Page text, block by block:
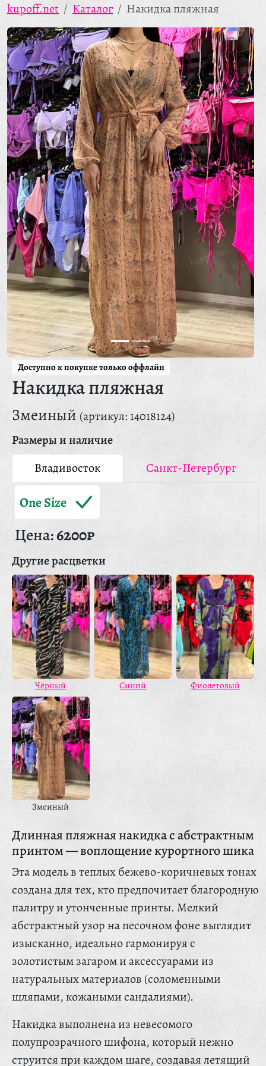
kupoff.net Каталог Накидка пляжная
Доступно к покупке только оффлайн
Накидка пляжная
Змеиный (артикул: 14018124)
Размеры и наличие
Владивосток
Санкт-Петербург
One Size
Цена:6200₽
Другие расцветки
Чёрный Синий Фиолетовый
Змеиный
Длинная пляжная накидка с абстрактным
принтом — воплощение курортного шика
Эта модель в теплых бежево-коричневых тонах
создана для тех, кто предпочитает благородную
палитру и утонченные принты. Мелкий
абстрактный узор на песочном фоне выглядит
изысканно, идеально гармонируя с
золотистым загаром и аксессуарами из
натуральных материалов (соломенными
шляпами, кожаными сандалиями).
Накидка выполнена из невесомого
полупрозрачного шифона, который нежно
струится при каждом шаге, создавая летящий